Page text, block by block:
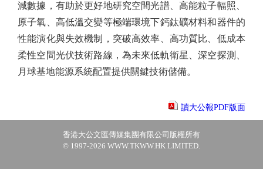
減數據，有助於更好地研究空間光譜、高能粒子輻照、
原子氧、高低溫交變等極端環境下鈣鈦礦材料和器件的
性能演化與失效機制，突破高效率、高功質比、低成本
柔性空間光伏技術路線，為未來低軌衛星、深空探測、
月球基地能源系統配置提供關鍵技術儲備。
讀大公報PDF版面
香港大公文匯傳媒集團有限公司版權所有
© 1997-2026 WWW.TKWW.HK LIMITED.